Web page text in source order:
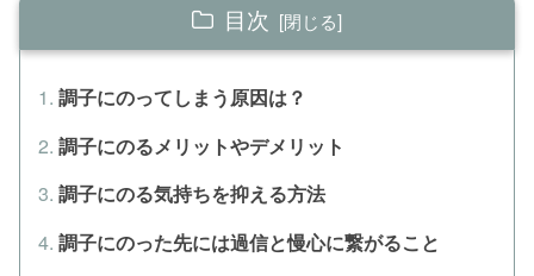
目次
調子にのってしまう原因は？
調子にのるメリットやデメリット
調子にのる気持ちを抑える方法
調子にのった先には過信と慢心に繋がること